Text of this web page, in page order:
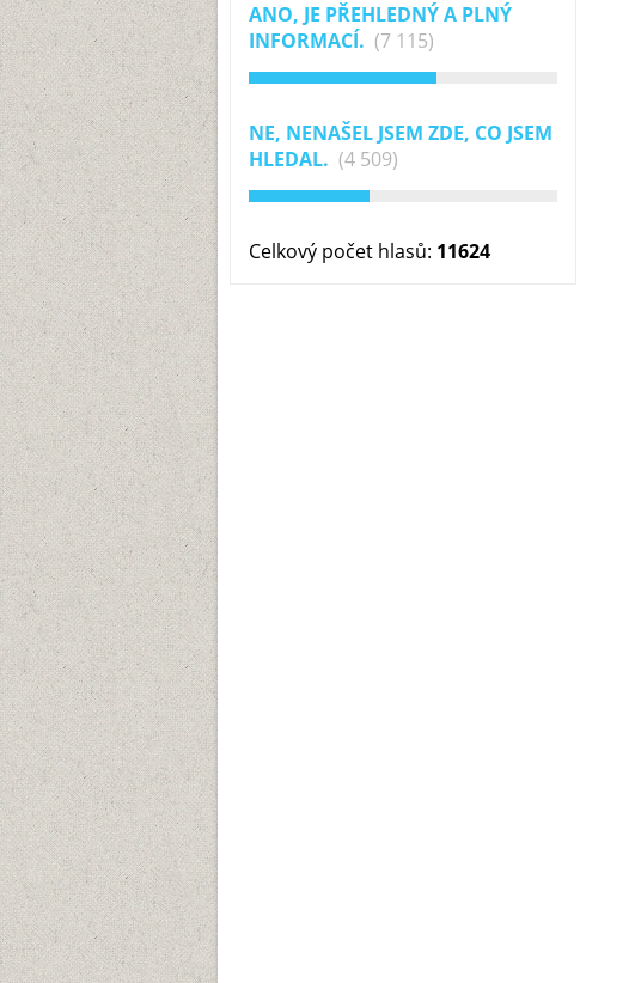
ANO, JE PŘEHLEDNÝ A PLNÝ
INFORMACÍ. (7 115)
NE, NENAŠEL JSEM ZDE, CO JSEM
HLEDAL. (4 509)
Celkový počet hlasů: 11624